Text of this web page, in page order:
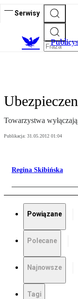
Serwisy
Towarzystwa
Publikacja: 31.05.2012 01:04
Regina Skibińska
Powiązane
Polecane
Najnowsze
Tagi